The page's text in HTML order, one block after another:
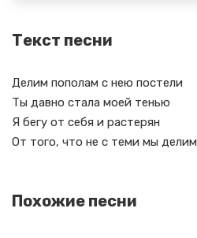
Текст песни
Делим пополам с нею постели
Ты давно стала моей тенью
Я бегу от себя и растерян
От того, что не с теми мы
Похожие песни